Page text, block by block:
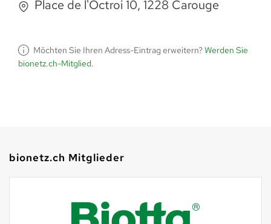
Place de l'Octroi 10, 1228 Carouge
Möchten Sie Ihren Adress-Eintrag erweitern?Werden Sie
bionetz.ch-Mitglied.
bionetz.ch Mitglieder